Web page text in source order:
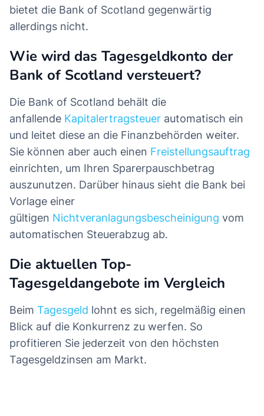
bietet die Bank of Scotland gegenwärtig
allerdings nicht.
Wie wird das Tagesgeldkonto der
Bank of Scotland versteuert?
Die Bank of Scotland behält die
anfallende Kapitalertragsteuer automatisch ein
und leitet diese an die Finanzbehörden weiter.
Sie können aber auch einen Freistellungsauftrag
einrichten, um Ihren Sparerpauschbetrag
auszunutzen. Darüber hinaus sieht die Bank bei
Vorlage einer
gültigen Nichtveranlagungsbescheinigung vom
automatischen Steuerabzug ab.
Die aktuellen Top-
Tagesgeldangebote im Vergleich
Beim Tagesgeld lohnt es sich, regelmäßig einen
Blick auf die Konkurrenz zu werfen. So
profitieren Sie jederzeit von den höchsten
Tagesgeldzinsen am Markt.